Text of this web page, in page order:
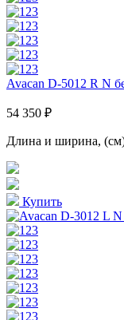
Avacan D-5012 R N
54 350 ₽
Длина и ширина,
Купить